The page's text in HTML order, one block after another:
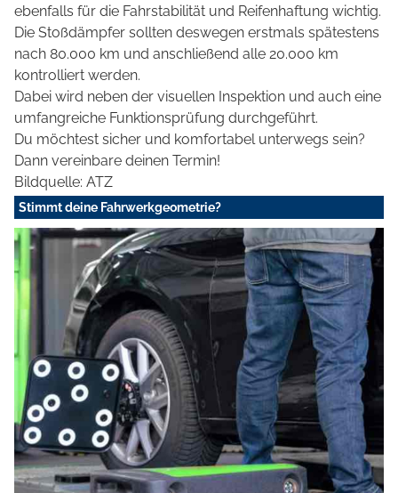
ebenfalls für die Fahrstabilität und Reifenhaftung wichtig.
Die Stoßdämpfer sollten deswegen erstmals spätestens
nach 80.000 km und anschließend alle 20.000 km
kontrolliert werden.
Dabei wird neben der visuellen Inspektion und auch eine
umfangreiche Funktionsprüfung durchgeführt.
Du möchtest sicher und komfortabel unterwegs sein?
Dann vereinbare deinen Termin!
Bildquelle: ATZ
Stimmt deine Fahrwerkgeometrie?